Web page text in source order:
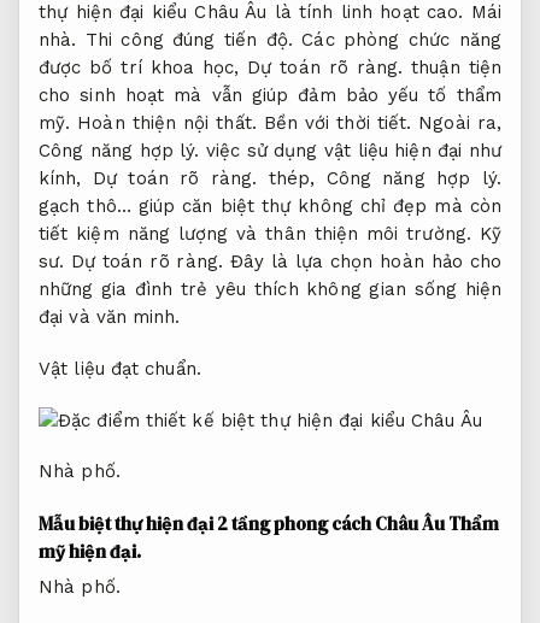
thự hiện đại kiểu Châu Âu là tính linh hoạt cao. Mái
nhà. Thi công đúng tiến độ. Các phòng chức năng
được bố trí khoa học, Dự toán rõ ràng. thuận tiện
cho sinh hoạt mà vẫn giúp đảm bảo yếu tố thẩm
mỹ. Hoàn thiện nội thất. Bền với thời tiết. Ngoài ra,
Công năng hợp lý. việc sử dụng vật liệu hiện đại như
kính, Dự toán rõ ràng. thép, Công năng hợp lý.
gạch thô… giúp căn biệt thự không chỉ đẹp mà còn
tiết kiệm năng lượng và thân thiện môi trường. Kỹ
sư. Dự toán rõ ràng. Đây là lựa chọn hoàn hảo cho
những gia đình trẻ yêu thích không gian sống hiện
đại và văn minh.
Vật liệu đạt chuẩn.
Nhà phố.
Mẫu biệt thự hiện đại 2 tầng phong cách Châu ÂuThẩm
mỹ hiện đại.
Nhà phố.